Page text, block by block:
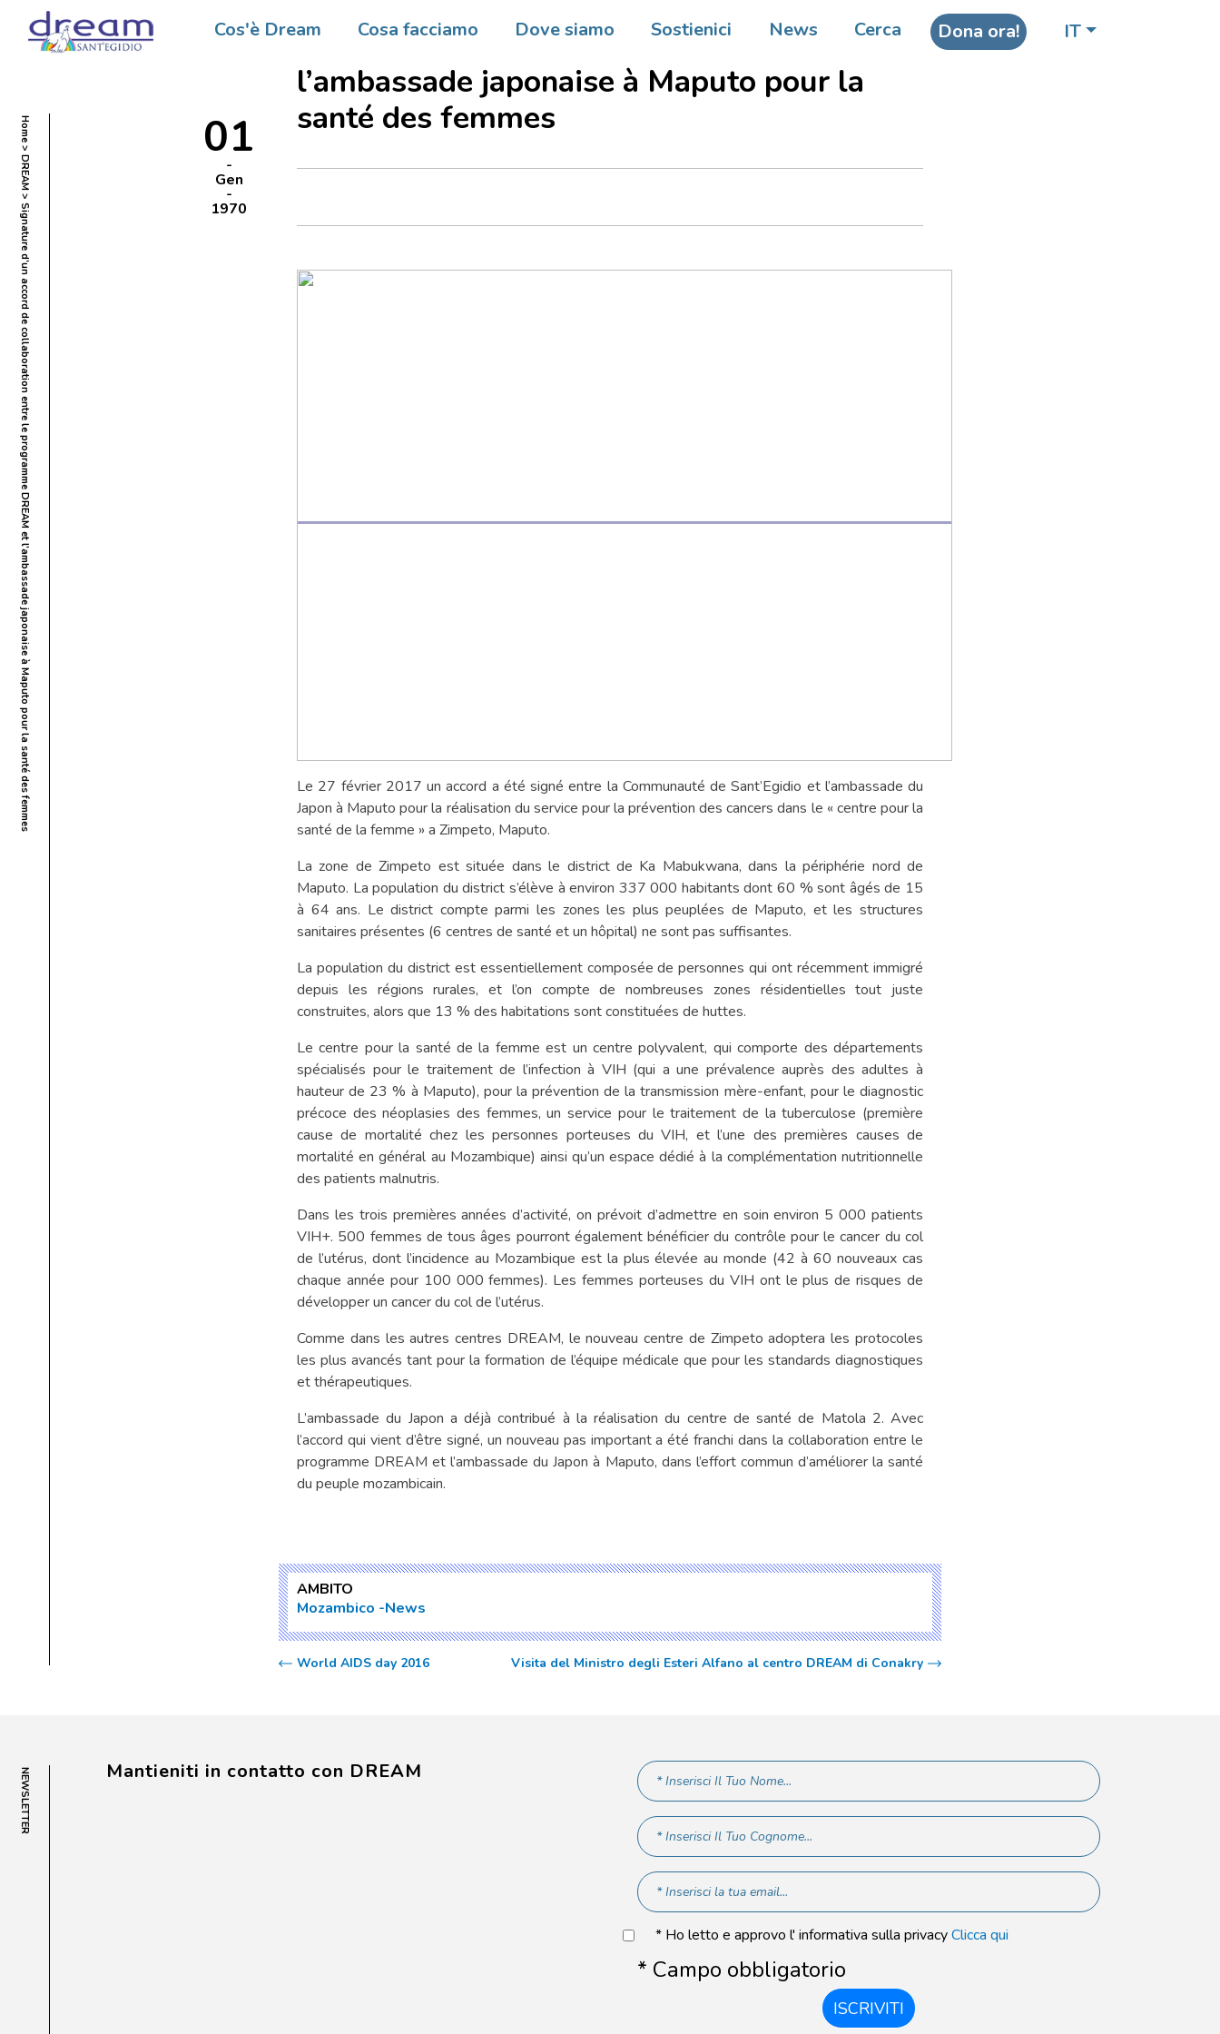
Cos'è Dream Cosa facciamo Dove siamo Sostienici News Cerca Dona ora! IT
Home
DREAM
Signature d’un accord de collaboration entre le programme DREAM et l’ambassade japonaise à Maputo pour la santé des femmes
01
Gen
1970
entre le programme DREAM et
l’ambassade japonaise à Maputo pour la
santé des femmes
Le 27 février 2017 un accord a été signé entre la Communauté de Sant’Egidio et l’ambassade du
Japon à Maputo pour la réalisation du service pour la prévention des cancers dans le « centre pour la
santé de la femme » a Zimpeto, Maputo.
La zone de Zimpeto est située dans le district de Ka Mabukwana, dans la périphérie nord de
Maputo. La population du district s’élève à environ 337 000 habitants dont 60 % sont âgés de 15
à 64 ans. Le district compte parmi les zones les plus peuplées de Maputo, et les structures
sanitaires présentes (6 centres de santé et un hôpital) ne sont pas suffisantes.
La population du district est essentiellement composée de personnes qui ont récemment immigré
depuis les régions rurales, et l’on compte de nombreuses zones résidentielles tout juste
construites, alors que 13 % des habitations sont constituées de huttes.
Le centre pour la santé de la femme est un centre polyvalent, qui comporte des départements
spécialisés pour le traitement de l’infection à VIH (qui a une prévalence auprès des adultes à
hauteur de 23 % à Maputo), pour la prévention de la transmission mère-enfant, pour le diagnostic
précoce des néoplasies des femmes, un service pour le traitement de la tuberculose (première
cause de mortalité chez les personnes porteuses du VIH, et l’une des premières causes de
mortalité en général au Mozambique) ainsi qu’un espace dédié à la complémentation nutritionnelle
des patients malnutris.
Dans les trois premières années d’activité, on prévoit d’admettre en soin environ 5 000 patients
VIH+. 500 femmes de tous âges pourront également bénéficier du contrôle pour le cancer du col
de l’utérus, dont l’incidence au Mozambique est la plus élevée au monde (42 à 60 nouveaux cas
chaque année pour 100 000 femmes). Les femmes porteuses du VIH ont le plus de risques de
développer un cancer du col de l’utérus.
Comme dans les autres centres DREAM, le nouveau centre de Zimpeto adoptera les protocoles
les plus avancés tant pour la formation de l’équipe médicale que pour les standards diagnostiques
et thérapeutiques.
L’ambassade du Japon a déjà contribué à la réalisation du centre de santé de Matola 2. Avec
l’accord qui vient d’être signé, un nouveau pas important a été franchi dans la collaboration entre le
programme DREAM et l’ambassade du Japon à Maputo, dans l’effort commun d’améliorer la santé
du peuple mozambicain.
AMBITO
Mozambico News
World AIDS day 2016 Visita del Ministro degli Esteri Alfano al centro DREAM di Conakry
NEWSLETTER Mantieniti in contatto con DREAM
* Ho letto e approvo l' informativa sulla privacyClicca qui
* Campo obbligatorio
ISCRIVITI